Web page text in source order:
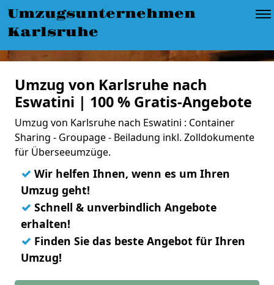
Umzugsunternehmen
Karlsruhe
Umzug von Karlsruhe nach
Eswatini | 100 % Gratis-Angebote
Umzug von Karlsruhe nach Eswatini : Container
Sharing - Groupage - Beiladung inkl. Zolldokumente
für Überseeumzüge.
✓ Wir helfen Ihnen, wenn es um Ihren
Umzug geht!
✓ Schnell & unverbindlich Angebote
erhalten!
✓ Finden Sie das beste Angebot für Ihren
Umzug!